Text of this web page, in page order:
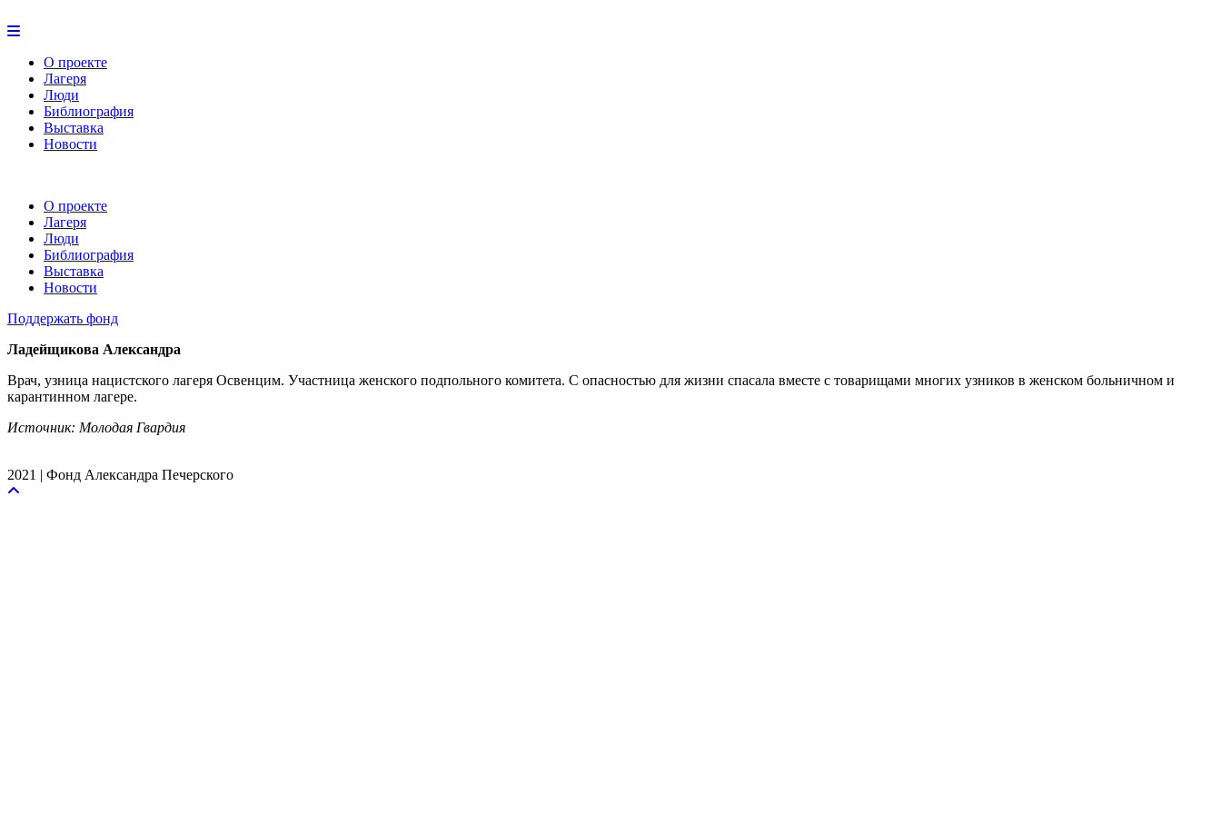
О проекте
Лагеря
Люди
Библиография
Выставка
Новости
О проекте
Лагеря
Люди
Библиография
Выставка
Новости
Поддержать фонд
Ладейщикова Александра
Врач, узница нацистского лагеря Освенцим. Участница женского подпольного комитета. С опасностью для жизни спасала вместе с товарищами многих узников в женском больничном и
карантинном лагере.
Источник: Молодая Гвардия
2021 | Фонд Александра Печерского